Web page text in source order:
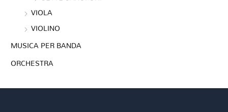
VIOLA
VIOLINO
MUSICA PER BANDA
ORCHESTRA